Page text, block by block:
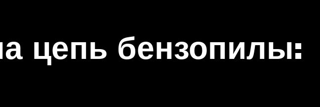
цепь бензопилы: